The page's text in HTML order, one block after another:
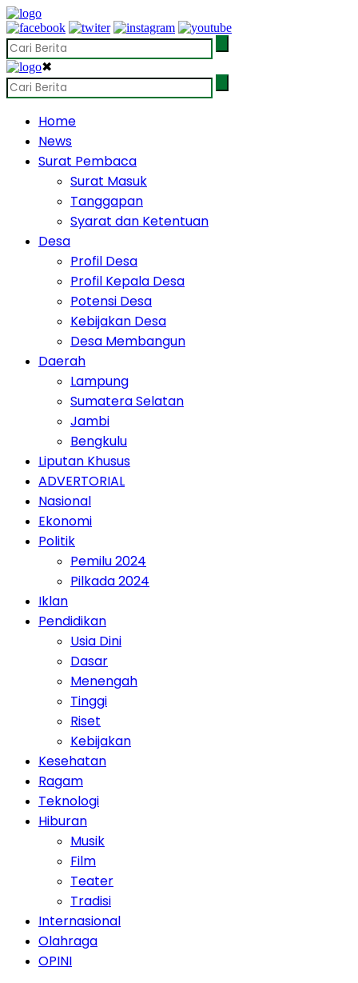
✖
Home
News
Surat Pembaca
Surat Masuk
Tanggapan
Syarat dan Ketentuan
Desa
Profil Desa
Profil Kepala Desa
Potensi Desa
Kebijakan Desa
Desa Membangun
Daerah
Lampung
Sumatera Selatan
Jambi
Bengkulu
Liputan Khusus
ADVERTORIAL
Nasional
Ekonomi
Politik
Pemilu 2024
Pilkada 2024
Iklan
Pendidikan
Usia Dini
Dasar
Menengah
Tinggi
Riset
Kebijakan
Kesehatan
Ragam
Teknologi
Hiburan
Musik
Film
Teater
Tradisi
Internasional
Olahraga
OPINI